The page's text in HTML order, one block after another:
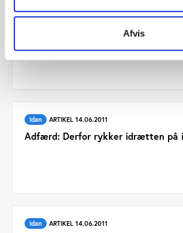
Afvis
Idan ARTIKEL 28.12.2017
Sportsforskere deler ny teknologi –
Idan ARTIKEL 14.06.2011
Adfærd: Derfor rykker idrætten på
Idan ARTIKEL 14.06.2011